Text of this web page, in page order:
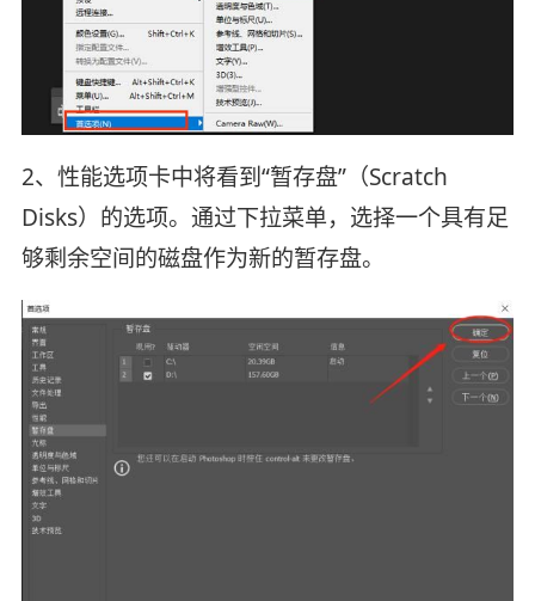
2、性能选项卡中将看到“暂存盘”（Scratch
Disks）的选项。通过下拉菜单，选择一个具有足
够剩余空间的磁盘作为新的暂存盘。